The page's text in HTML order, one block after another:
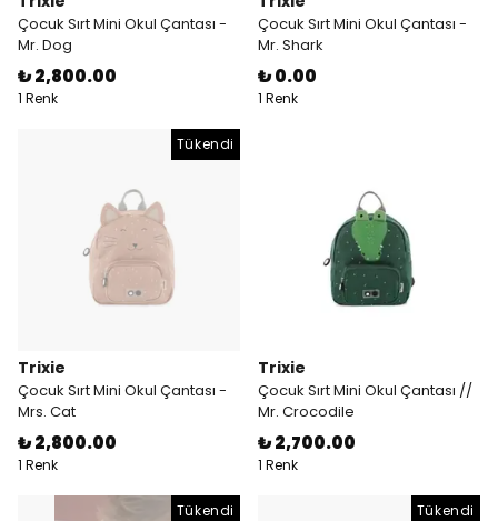
Çocuk Sırt Mini Okul Çantası -
Mr. Dog
₺ 2,800.00
1 Renk
Çocuk Sırt Mini Okul Çantası -
Mr. Shark
₺ 0.00
1 Renk
Tükendi
Trixie
Çocuk Sırt Mini Okul Çantası -
Mrs. Cat
₺ 2,800.00
1 Renk
Trixie
Çocuk Sırt Mini Okul Çantası //
Mr. Crocodile
₺ 2,700.00
1 Renk
Tükendi Tükendi